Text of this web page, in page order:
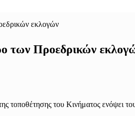
εκλογών
των Προεδρικών
τοποθέτησης του Κινήματος ενόψει